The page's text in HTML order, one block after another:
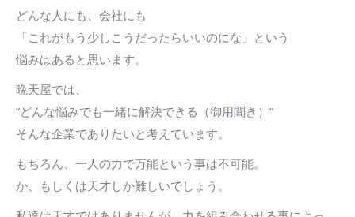
どんな人にも、会社にも
「これがもう少しこうだったらいいのにな」という
悩みはあると思います。
晩天屋では、
”どんな悩みでも一緒に解決できる（御用聞き）”
そんな企業でありたいと考えています。
もちろん、一人の力で万能という事は不可能。
か、もしくは天才しか難しいでしょう。